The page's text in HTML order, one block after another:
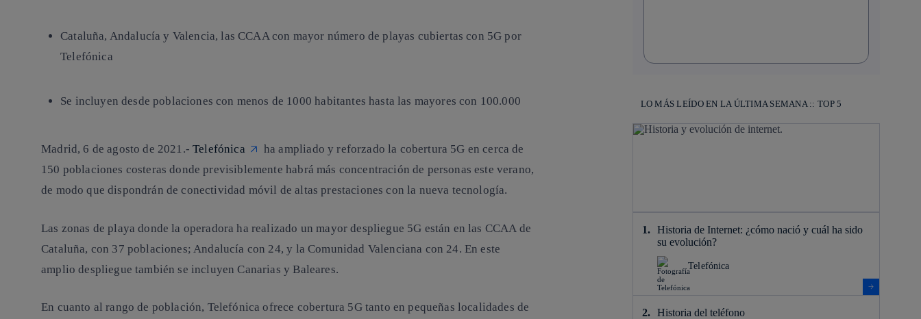
Cataluña, Andalucía y Valencia, las CCAA con mayor número de playas cubiertas con 5G por
Telefónica
Se incluyen desde poblaciones con menos de 1000 habitantes hasta las mayores con 100.000
Madrid, 6 de agosto de 2021.- Telefónica
ha ampliado y reforzado la cobertura 5G en cerca de
150 poblaciones costeras donde previsiblemente habrá más concentración de personas este verano,
de modo que dispondrán de conectividad móvil de altas prestaciones con la nueva tecnología.
Las zonas de playa donde la operadora ha realizado un mayor despliegue 5G están en las CCAA de
Cataluña, con 37 poblaciones; Andalucía con 24, y la Comunidad Valenciana con 24. En este
amplio despliegue también se incluyen Canarias y Baleares.
En cuanto al rango de población, Telefónica ofrece cobertura 5G tanto en pequeñas localidades de
LO MÁS LEÍDO EN LA ÚLTIMA SEMANA :: TOP 5
Historia de Internet: ¿cómo nació y cuál ha sido
su evolución?
Telefónica
Historia del teléfono